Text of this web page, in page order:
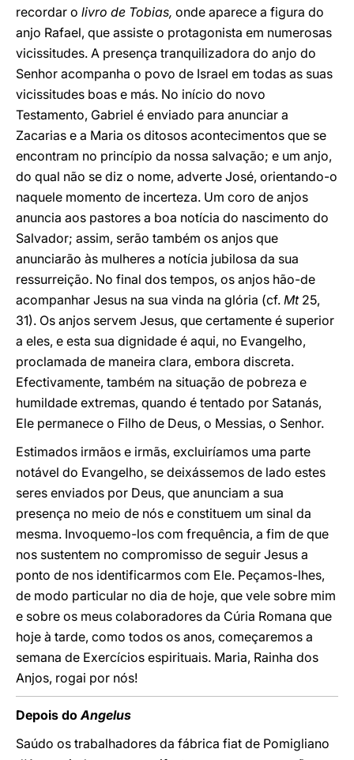
recordar o livro de Tobias, onde aparece a figura do
anjo Rafael, que assiste o protagonista em numerosas
vicissitudes. A presença tranquilizadora do anjo do
Senhor acompanha o povo de Israel em todas as suas
vicissitudes boas e más. No início do novo
Testamento, Gabriel é enviado para anunciar a
Zacarias e a Maria os ditosos acontecimentos que se
encontram no princípio da nossa salvação; e um anjo,
do qual não se diz o nome, adverte José, orientando-o
naquele momento de incerteza. Um coro de anjos
anuncia aos pastores a boa notícia do nascimento do
Salvador; assim, serão também os anjos que
anunciarão às mulheres a notícia jubilosa da sua
ressurreição. No final dos tempos, os anjos hão-de
acompanhar Jesus na sua vinda na glória (cf. Mt 25,
31). Os anjos servem Jesus, que certamente é superior
a eles, e esta sua dignidade é aqui, no Evangelho,
proclamada de maneira clara, embora discreta.
Efectivamente, também na situação de pobreza e
humildade extremas, quando é tentado por Satanás,
Ele permanece o Filho de Deus, o Messias, o Senhor.
Estimados irmãos e irmãs, excluiríamos uma parte
notável do Evangelho, se deixássemos de lado estes
seres enviados por Deus, que anunciam a sua
presença no meio de nós e constituem um sinal da
mesma. Invoquemo-los com frequência, a fim de que
nos sustentem no compromisso de seguir Jesus a
ponto de nos identificarmos com Ele. Peçamos-lhes,
de modo particular no dia de hoje, que vele sobre mim
e sobre os meus colaboradores da Cúria Romana que
hoje à tarde, como todos os anos, começaremos a
semana de Exercícios espirituais. Maria, Rainha dos
Anjos, rogai por nós!
Depois doAngelus
Saúdo os trabalhadores da fábrica fiat de Pomigliano